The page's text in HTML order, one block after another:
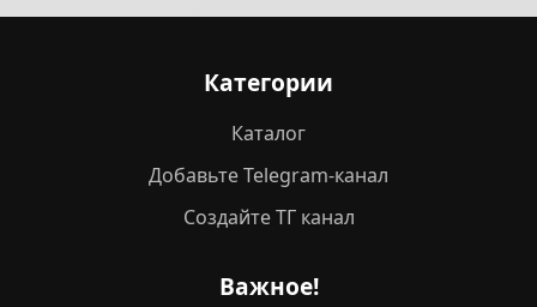
Категории
Каталог
Добавьте Telegram-канал
Создайте ТГ канал
Важное!